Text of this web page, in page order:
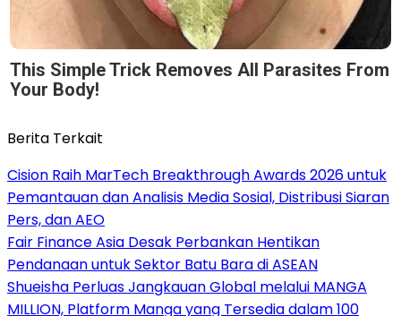
This Simple Trick Removes All Parasites From
Your Body!
Berita Terkait
Cision Raih MarTech Breakthrough Awards 2026 untuk
Pemantauan dan Analisis Media Sosial, Distribusi Siaran
Pers, dan AEO
Fair Finance Asia Desak Perbankan Hentikan
Pendanaan untuk Sektor Batu Bara di ASEAN
Shueisha Perluas Jangkauan Global melalui MANGA
MILLION, Platform Manga yang Tersedia dalam 100